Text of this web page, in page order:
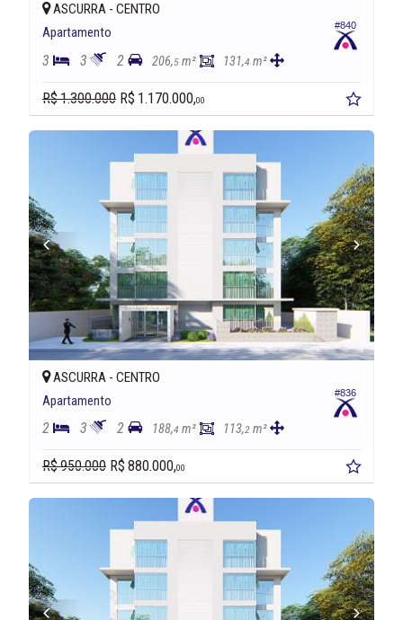
#840
ASCURRA - CENTRO
Apartamento
3 3 2 206,5 m² 131,4 m²
R$ 1.300.000 R$ 1.170.000,00
#836
ASCURRA - CENTRO
Apartamento
2 3 2 188,4 m² 113,2 m²
R$ 950.000 R$ 880.000,00